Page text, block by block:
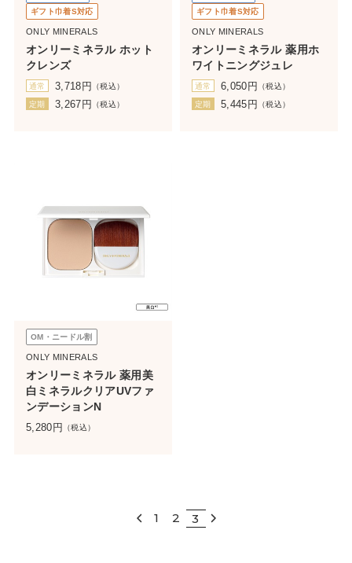
ギフト巾着S対応
ONLY MINERALS
オンリーミネラル ホット
クレンズ
通常 3,718 円 （税込）
定期 3,267 円 （税込）
ギフト巾着S対応
ONLY MINERALS
オンリーミネラル 薬用ホ
ワイトニングジュレ
通常 6,050 円 （税込）
定期 5,445 円 （税込）
OM・ニードル割
ONLY MINERALS
オンリーミネラル 薬用美
白ミネラルクリアUVファ
ンデーションN
5,280 円 （税込）
1 2 3